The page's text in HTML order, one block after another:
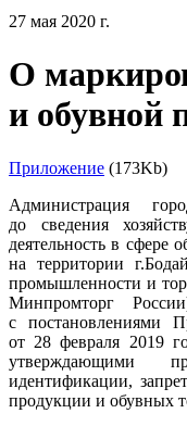
27 мая 2020 г.
О
и обувной
Приложение (173Kb)
Администрация
до сведения
деятельность в сфере
на территории
промышленности и
Минпромторг
с постановлениями
от 28 февраля
утверждающими
идентификации,
продукции и обувных